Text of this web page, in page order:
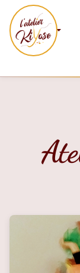
Mes
services